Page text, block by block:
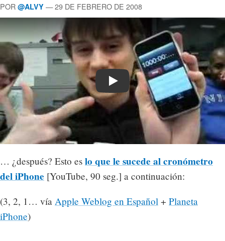
POR @ALVY — 29 DE FEBRERO DE 2008
Play
… ¿después? Esto es lo que le sucede al cronómetro
del iPhone [YouTube, 90 seg.] a continuación:
(3, 2, 1… vía Apple Weblog en Español + Planeta
iPhone)